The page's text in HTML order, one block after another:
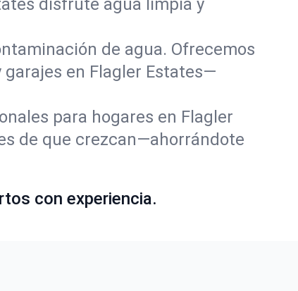
disfrute agua limpia y
de agua. Ofrecemos
en Flagler Estates—
para hogares en Flagler
de que crezcan—ahorrándote
con experiencia.